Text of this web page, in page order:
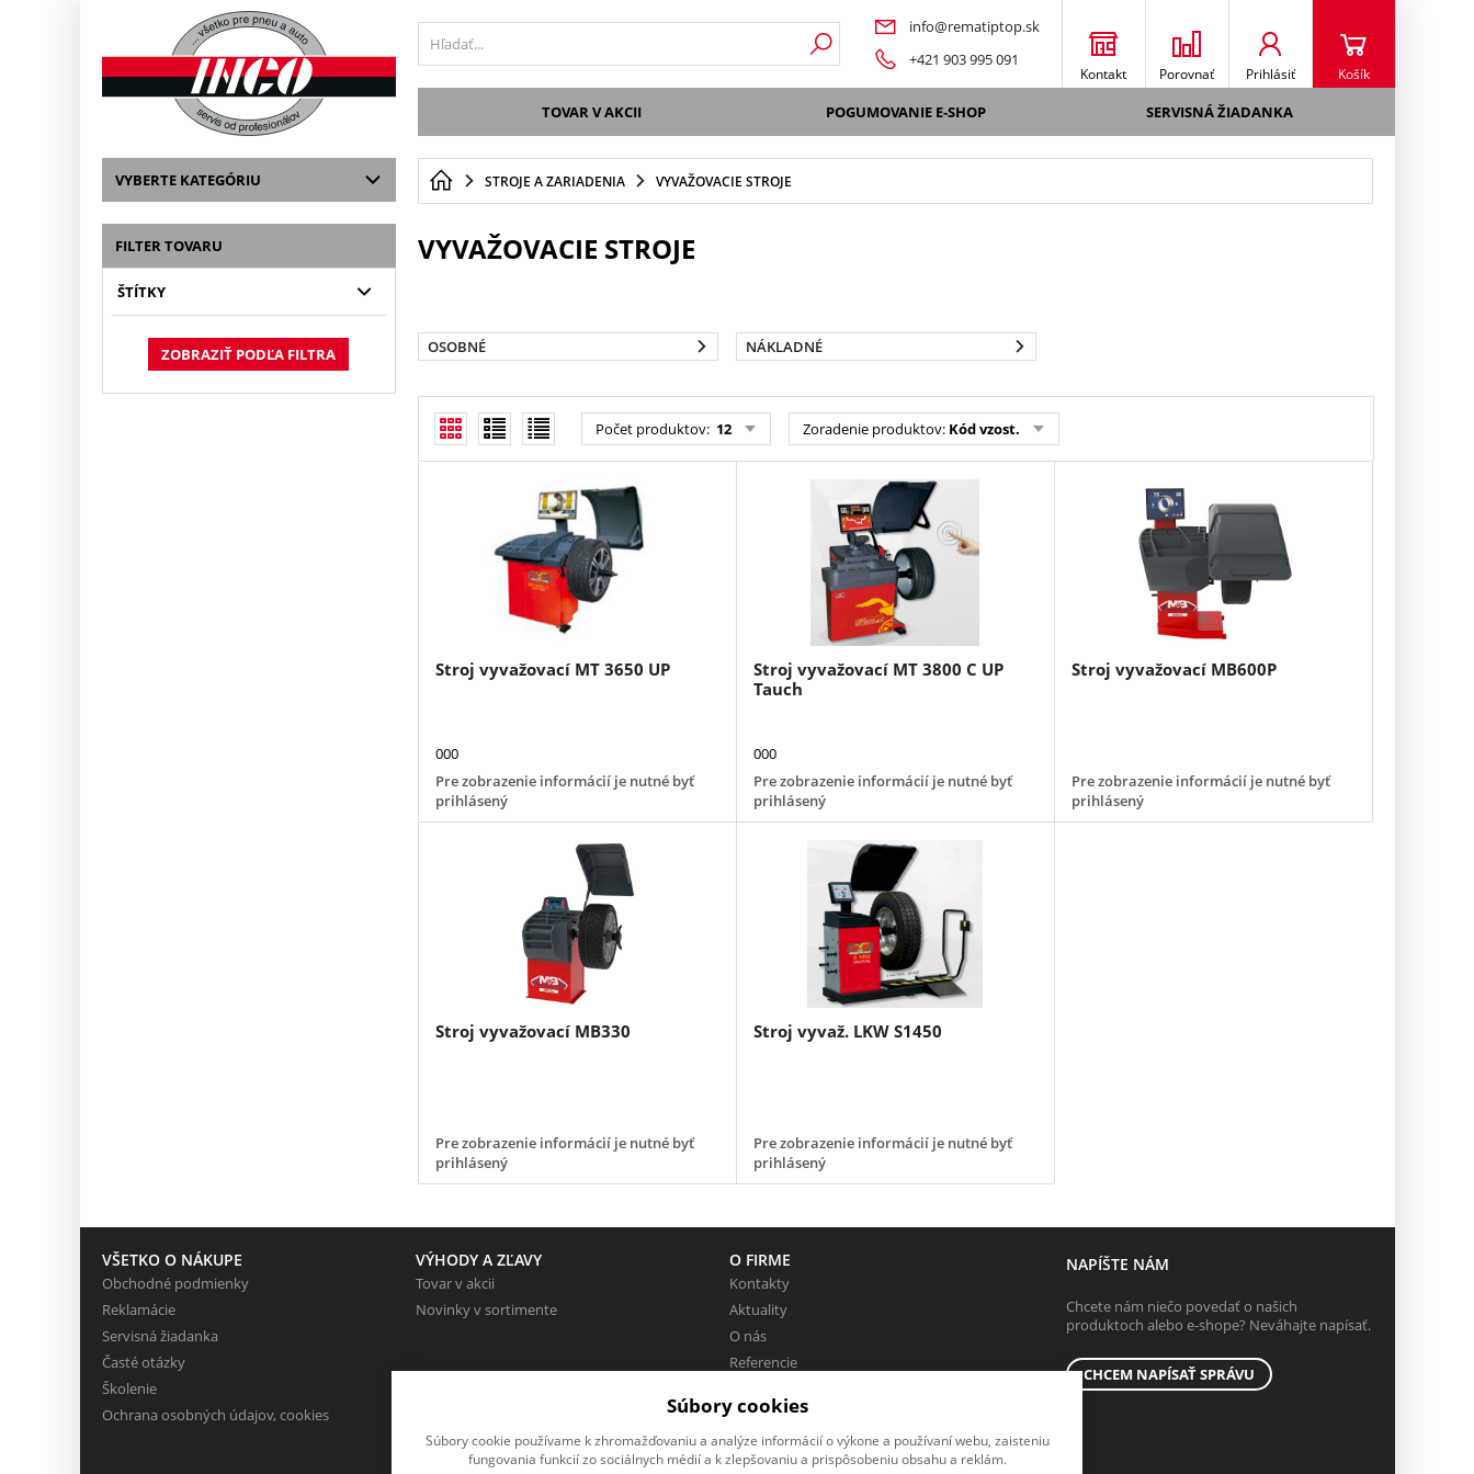
info@rematiptop.sk
+421 903 995 091
Kontakt Porovnať Prihlásiť Košík
TOVAR V AKCII POGUMOVANIE E-SHOP SERVISNÁ ŽIADANKA
VYBERTE KATEGÓRIU
FILTER TOVARU
ŠTÍTKY
ZOBRAZIŤ PODĽA FILTRA
STROJE A ZARIADENIA VYVAŽOVACIE STROJE
VYVAŽOVACIE STROJE
OSOBNÉ NÁKLADNÉ
Počet produktov: 12 Zoradenie produktov: Kód vzost.
Stroj vyvažovací MT 3650 UP
000
Pre zobrazenie informácií je nutné byť
prihlásený
Stroj vyvažovací MT 3800 C UP
Tauch
000
Pre zobrazenie informácií je nutné byť
prihlásený
Stroj vyvažovací MB600P
Pre zobrazenie informácií je nutné byť
prihlásený
Stroj vyvažovací MB330
Pre zobrazenie informácií je nutné byť
prihlásený
Stroj vyvaž. LKW S1450
Pre zobrazenie informácií je nutné byť
prihlásený
VŠETKO O NÁKUPE
Obchodné podmienky
Reklamácie
Servisná žiadanka
Časté otázky
Školenie
Ochrana osobných údajov, cookies
VÝHODY A ZĽAVY
Tovar v akcii
Novinky v sortimente
O FIRME
Kontakty
Aktuality
O nás
Referencie
Zaujímavé odkazy
NAPÍŠTE NÁM
Chcete nám niečo povedať o našich
produktoch alebo e-shope? Neváhajte napísať.
CHCEM NAPÍSAŤ SPRÁVU
Súbory cookies
Súbory cookie používame k zhromažďovaniu a analýze informácií o výkone a používaní webu, zaisteniu
fungovania funkcií zo sociálnych médií a k zlepšovaniu a prispôsobeniu obsahu a reklám.